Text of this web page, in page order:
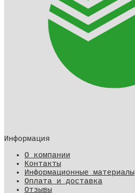
Информация
О компании
Контакты
Информационные материалы
Оплата и доставка
Отзывы